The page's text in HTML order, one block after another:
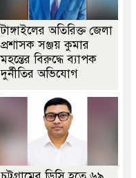
টাঙ্গাইলের অতিরিক্ত জেলা
প্রশাসক সঞ্জয় কুমার
মহন্তের বিরুদ্ধে ব্যাপক
দুর্নীতির অভিযোগ